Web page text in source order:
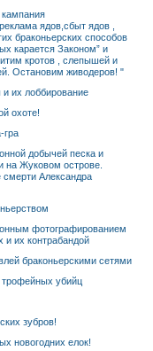
кампания
ядов,сбыт ядов ,
браконьерских способов
карается Законом” и
кротов , слепышей и
Остановим живодеров! "
их лоббирование
охоте!
гра
добычей песка и
на Жуковом острове.
смерти Александра
фотографированием
и их контрабандой
браконьерскими сетями
убийц
зубров!
новогодних елок!